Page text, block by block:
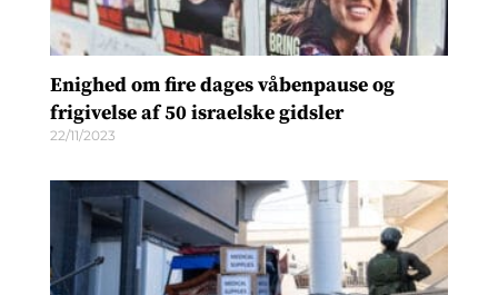
Enighed om fire dages våbenpause og
frigivelse af 50 israelske gidsler
22/11/2023